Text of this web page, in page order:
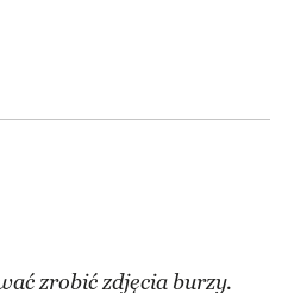
zrobić zdjęcia burzy.